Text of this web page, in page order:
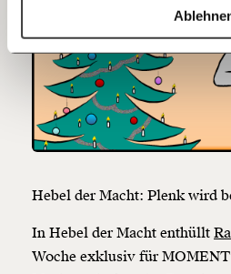
150€
Ich möchte meine
Du erhältst eine E-Mail
kannst.
https://www.moment.at/story/mutter-maria-der-teilzeitfalle/
Hebel der Macht: Plenk wird
In Hebel der Macht enthüllt
Woche exklusiv für